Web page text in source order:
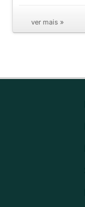
ver mais »